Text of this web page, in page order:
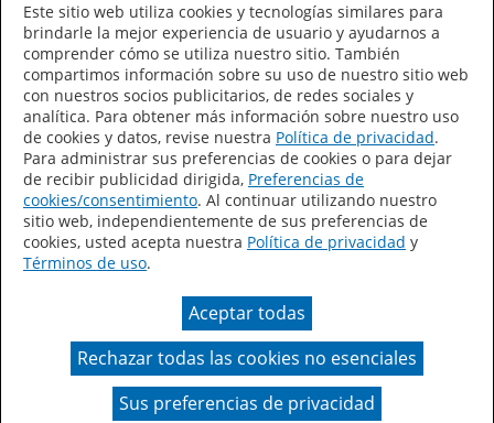
Declaración de accesibilidad
Mapa del sitio
Términos de uso
Privacidad
Sus preferencias de privacidad
Ley de Cadenas de Suministro de California
Un color real puede variar en comparación con la
presentación en pantalla.
Este sitio web utiliza cookies y tecnologías similares para
brindarle la mejor experiencia de usuario y ayudarnos a
comprender cómo se utiliza nuestro sitio. También
compartimos información sobre su uso de nuestro sitio web
con nuestros socios publicitarios, de redes sociales y
analítica. Para obtener más información sobre nuestro uso
de cookies y datos, revise nuestra Política de privacidad.
Para administrar sus preferencias de cookies o para dejar
de recibir publicidad dirigida, Preferencias de
cookies/consentimiento. Al continuar utilizando nuestro
sitio web, independientemente de sus preferencias de
cookies, usted acepta nuestra Política de privacidad y
Términos de uso.
Aceptar todas
Rechazar todas las cookies no esenciales
Sus preferencias de privacidad